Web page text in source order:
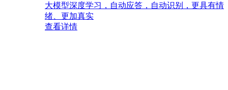
大模型深度学习，自动应答，自动识别，更具有情
绪、更加真实
查看详情